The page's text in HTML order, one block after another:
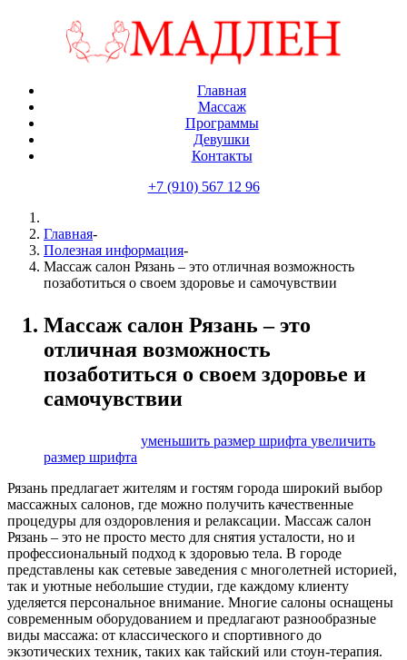
Главная
Массаж
Программы
Девушки
Контакты
+7 (910) 567 12 96
Главная-
Полезная информация-
Массаж салон Рязань – это отличная возможность
позаботиться о своем здоровье и самочувствии
Массаж салон Рязань – это
отличная возможность
позаботиться о своем здоровье и
самочувствии
уменьшить размер шрифта увеличить
размер шрифта
Рязань предлагает жителям и гостям города широкий выбор
массажных салонов, где можно получить качественные
процедуры для оздоровления и релаксации. Массаж салон
Рязань – это не просто место для снятия усталости, но и
профессиональный подход к здоровью тела. В городе
представлены как сетевые заведения с многолетней историей,
так и уютные небольшие студии, где каждому клиенту
уделяется персональное внимание. Многие салоны оснащены
современным оборудованием и предлагают разнообразные
виды массажа: от классического и спортивного до
экзотических техник, таких как тайский или стоун-терапия.